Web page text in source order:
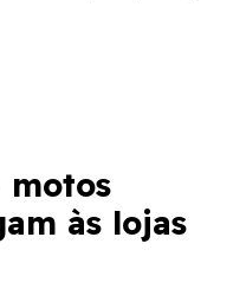
motos
às lojas